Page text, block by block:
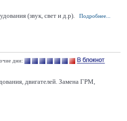
(звук, свет и д.р). Подробнее...
дни:
двигателей. Замена ГРМ,